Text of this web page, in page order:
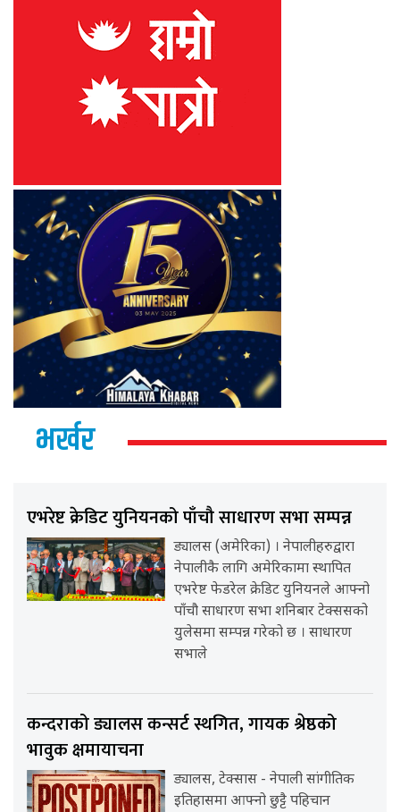
भर्खर
एभरेष्ट क्रेडिट युनियनको पाँचौ साधारण सभा सम्पन्न
ड्यालस (अमेरिका) । नेपालीहरुद्वारा
नेपालीकै लागि अमेरिकामा स्थापित
एभरेष्ट फेडरेल क्रेडिट युनियनले आफ्नो
पाँचौ साधारण सभा शनिबार टेक्ससको
युलेसमा सम्पन्न गरेको छ । साधारण
सभाले
कन्दराको ड्यालस कन्सर्ट स्थगित, गायक श्रेष्ठको
भावुक क्षमायाचना
ड्यालस, टेक्सास - नेपाली सांगीतिक
इतिहासमा आफ्नो छुट्टै पहिचान